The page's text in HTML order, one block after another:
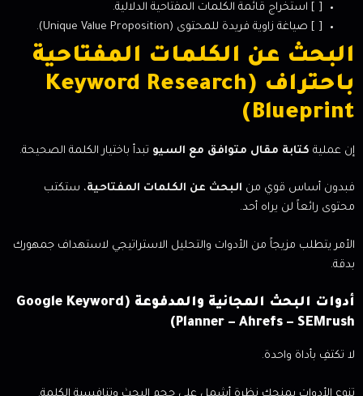
[ ] استخراج قائمة الكلمات المفتاحية الدلالية.
[ ] صياغة زاوية فريدة للمحتوى (Unique Value Proposition).
البحث عن الكلمات المفتاحية
باحتراف (Keyword Research
Blueprint)
إن عملية كتابة مقال متوافق مع السيو تبدأ باختيار الكلمة الصحيحة.
فبدون أساس قوي من البحث عن الكلمات المفتاحية، ستكتب
محتوى رائعاً لن يراه أحد.
الأمر يتطلب مزيجاً من الأدوات والتحليل الاستراتيجي لاستهداف جمهورك
بدقة.
أدوات البحث المجانية والمدفوعة (Google Keyword
Planner – Ahrefs – SEMrush)
لا تكتفِ بأداة واحدة.